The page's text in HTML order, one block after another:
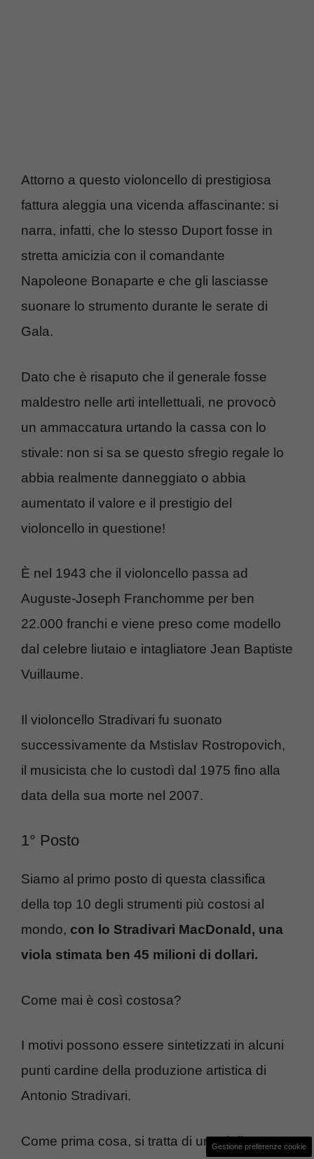
Attorno a questo violoncello di prestigiosa
fattura aleggia una vicenda affascinante: si
narra, infatti, che lo stesso Duport fosse in
stretta amicizia con il comandante
Napoleone Bonaparte e che gli lasciasse
suonare lo strumento durante le serate di
Gala.
Dato che è risaputo che il generale fosse
maldestro nelle arti intellettuali, ne provocò
un ammaccatura urtando la cassa con lo
stivale: non si sa se questo sfregio regale lo
abbia realmente danneggiato o abbia
aumentato il valore e il prestigio del
violoncello in questione!
È nel 1943 che il violoncello passa ad
Auguste-Joseph Franchomme per ben
22.000 franchi e viene preso come modello
dal celebre liutaio e intagliatore Jean Baptiste
Vuillaume.
Il violoncello Stradivari fu suonato
successivamente da Mstislav Rostropovich,
il musicista che lo custodì dal 1975 fino alla
data della sua morte nel 2007.
1° Posto
Siamo al primo posto di questa classifica
della top 10 degli strumenti più costosi al
mondo, con lo Stradivari MacDonald, una
viola stimata ben 45 milioni di dollari.
Come mai è così costosa?
I motivi possono essere sintetizzati in alcuni
punti cardine della produzione artistica di
Antonio Stradivari.
Come prima cosa, si tratta di una delleGestione preferenze cookie